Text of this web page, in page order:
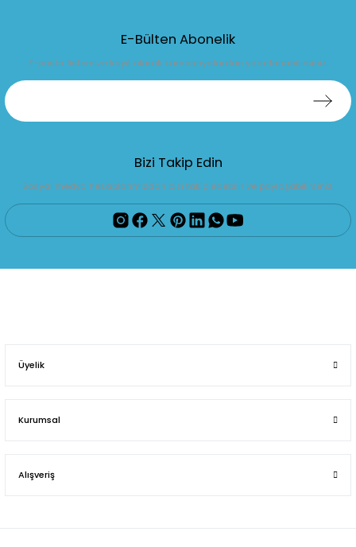
E-Bülten Abonelik
E-posta listemize kayıt olarak kampanyalardan yararlanabilirsiniz.
Bizi Takip Edin
Sosyal medya hesaplarımızdan bizi takip edebilir ve paylaşabilirsiniz.
Üyelik
Kurumsal
Alışveriş